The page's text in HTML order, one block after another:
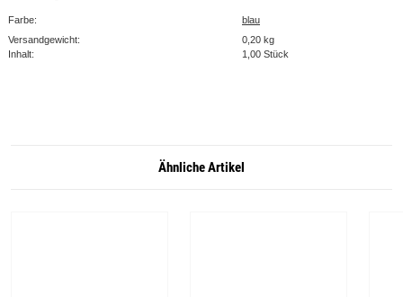
Farbe:
blau
Versandgewicht:
0,20 kg
Inhalt:
1,00 Stück
Ähnliche Artikel